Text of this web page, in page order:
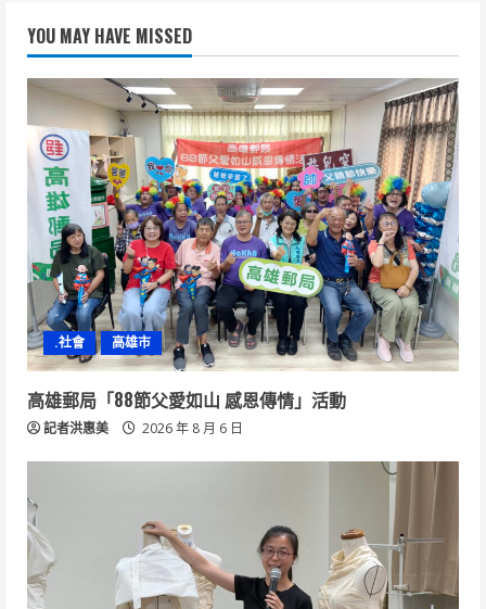
YOU MAY HAVE MISSED
.社會 高雄市
高雄郵局「88節父愛如山 感恩傳情」活動
記者洪惠美 2026 年 8 月 6 日